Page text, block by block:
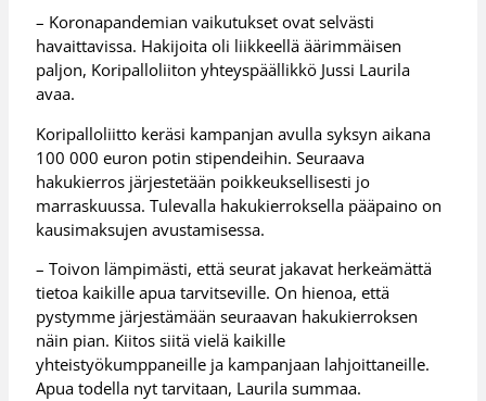
– Koronapandemian vaikutukset ovat selvästi
havaittavissa. Hakijoita oli liikkeellä äärimmäisen
paljon, Koripalloliiton yhteyspäällikkö Jussi Laurila
avaa.
Koripalloliitto keräsi kampanjan avulla syksyn aikana
100 000 euron potin stipendeihin. Seuraava
hakukierros järjestetään poikkeuksellisesti jo
marraskuussa. Tulevalla hakukierroksella pääpaino on
kausimaksujen avustamisessa.
– Toivon lämpimästi, että seurat jakavat herkeämättä
tietoa kaikille apua tarvitseville. On hienoa, että
pystymme järjestämään seuraavan hakukierroksen
näin pian. Kiitos siitä vielä kaikille
yhteistyökumppaneille ja kampanjaan lahjoittaneille.
Apua todella nyt tarvitaan, Laurila summaa.